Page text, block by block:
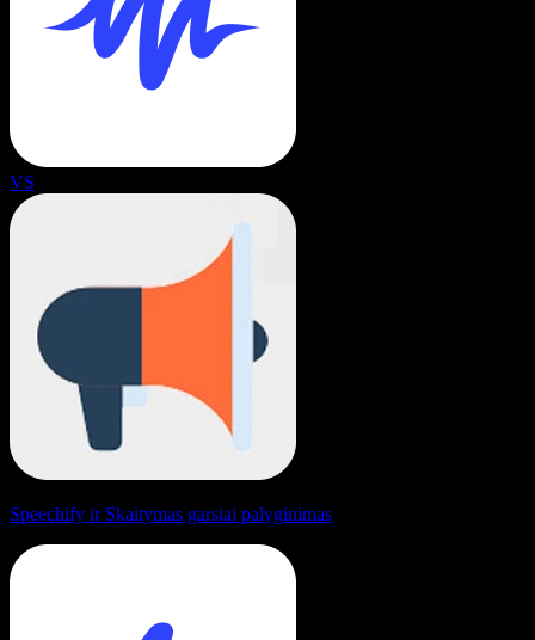
VS
Speechify ir Skaitymas garsiai palyginimas